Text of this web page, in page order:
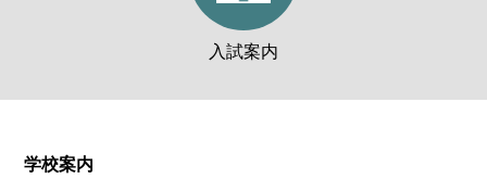
入試案内
学校案内